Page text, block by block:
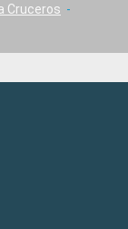
Cruceros